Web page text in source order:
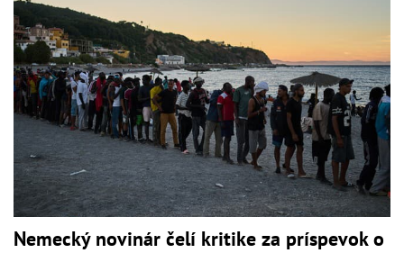
Nemecký novinár čelí kritike za príspevok o